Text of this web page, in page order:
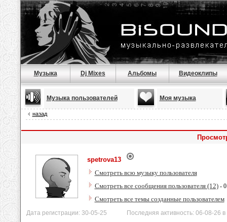
Музыка Dj Mixes Альбомы Видеоклипы
Музыка пользователей Моя музыка
назад
spetrova13
Смотреть всю музыку пользователя
Смотреть все сообщения пользователя (12)-
Смотреть все темы созданные пользователем
Дата регистрации: 30-05-25 Последняя активность: 06-08-26 в